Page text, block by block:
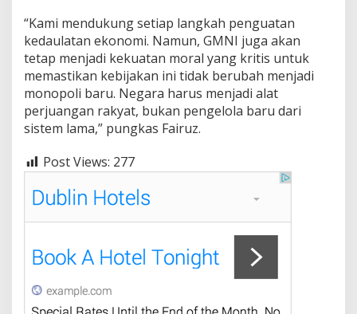
“Kami mendukung setiap langkah penguatan
kedaulatan ekonomi. Namun, GMNI juga akan
tetap menjadi kekuatan moral yang kritis untuk
memastikan kebijakan ini tidak berubah menjadi
monopoli baru. Negara harus menjadi alat
perjuangan rakyat, bukan pengelola baru dari
sistem lama,” pungkas Fairuz.
Post Views: 277